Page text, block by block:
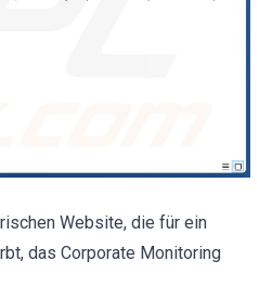
Website, die für ein
das Corporate Monitoring